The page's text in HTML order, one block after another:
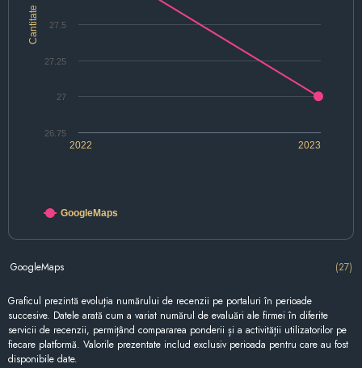
Cantitate
2022 2023
26.75
27
27.25
27.5
GoogleMaps
GoogleMaps (27)
Graficul prezintă evoluția numărului de recenzii pe portaluri în perioade
succesive. Datele arată cum a variat numărul de evaluări ale firmei în diferite
servicii de recenzii, permițând compararea ponderii și a activității utilizatorilor pe
fiecare platformă. Valorile prezentate includ exclusiv perioada pentru care au fost
disponibile date.